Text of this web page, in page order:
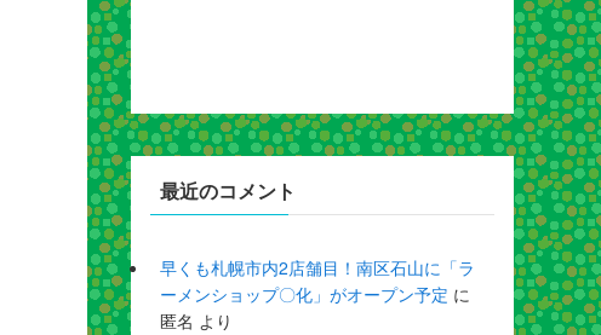
最近のコメント
早くも札幌市内2店舗目！南区石山に「ラ
ーメンショップ〇化」がオープン予定 に
匿名 より